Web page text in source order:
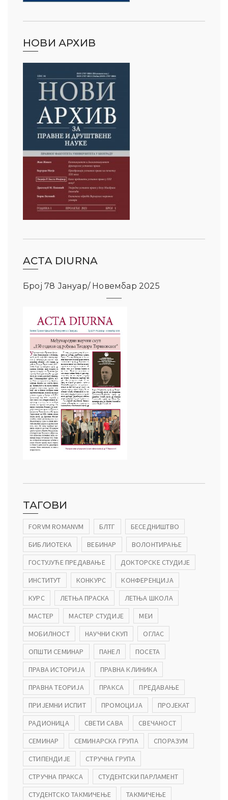
НОВИ АРХИВ
ACTA DIURNA
Број 78 Јануар/ Новембар 2025
ТАГОВИ
FORVM ROMANVM БЛТГ
БЕСЕДНИШТВО
БИБЛИОТЕКА
ВЕБИНАР
ВОЛОНТИРАЊЕ
ГОСТУЈУЋЕ ПРЕДАВАЊЕ
ДОКТОРСКЕ СТУДИЈЕ
ИНСТИТУТ
КОНКУРС
КОНФЕРЕНЦИЈА
КУРС
ЛЕТЊА ПРАСКА
ЛЕТЊА ШКОЛА
МАСТЕР
МАСТЕР СТУДИЈЕ
МЕИ
МОБИЛНОСТ
НАУЧНИ СКУП
ОГЛАС
ОПШТИ СЕМИНАР
ПАНЕЛ
ПОСЕТА
ПРАВА ИСТОРИЈА
ПРАВНА КЛИНИКА
ПРАВНА ТЕОРИЈА
ПРАКСА
ПРЕДАВАЊЕ
ПРИЈЕМНИ ИСПИТ
ПРОМОЦИЈА
ПРОЈЕКАТ
РАДИОНИЦА
СВЕТИ САВА
СВЕЧАНОСТ
СЕМИНАР
СЕМИНАРСКА ГРУПА
СПОРАЗУМ
СТИПЕНДИЈЕ
СТРУЧНА ГРУПА
СТРУЧНА ПРАКСА
СТУДЕНТСКИ ПАРЛАМЕНТ
СТУДЕНТСКО ТАКМИЧЕЊЕ
ТАКМИЧЕЊЕ